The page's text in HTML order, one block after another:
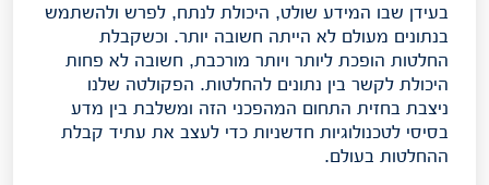
בעידן שבו המידע שולט, היכולת לנתח, לפרש ולהשתמש
בנתונים מעולם לא הייתה חשובה יותר. וכשקבלת
החלטות הופכת ליותר ויותר מורכבת, חשובה לא פחות
היכולת לקשר בין נתונים להחלטות. הפקולטה שלנו
ניצבת בחזית התחום המהפכני הזה ומשלבת בין מדע
בסיסי לטכנולוגיות חדשניות כדי לעצב את עתיד קבלת
ההחלטות בעולם.